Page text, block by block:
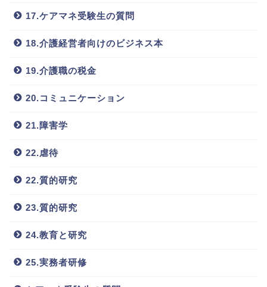
17.ケアマネ受験生の質問
18.介護経営者向けのビジネス本
19.介護職の税金
20.コミュニケーション
21.障害学
22.虐待
22.質的研究
23.質的研究
24.教育と研究
25.実務者研修